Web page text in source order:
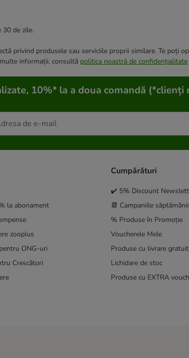
de zile.
privind produsele sau serviciile proprii similare. Te poți
informații, consultă politica noastră de confidențialitate
10%* la a doua comandă (*clienți
la abonament
zooplus
ONG-uri
Crescători
Cumpărături
✔️ 5% Discount
📆 Campaniile săptămânii
% Produse în Promoție
Voucherele Mele
Produse cu livrare
Lichidare de stoc
Produse cu EXTRA